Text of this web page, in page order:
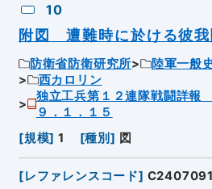
10
附図 遭難時に於ける彼我
防衛省防衛研究所 陸軍一般
西カロリン
独立工兵第１２連隊戦闘詳報
９．１．１５
[規模] 1 [種別 ] 図
[レファレンスコード]